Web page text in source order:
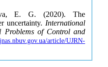
E. G. (2020). The
uncertainty. International
Problems of Control and
article/UJRN-